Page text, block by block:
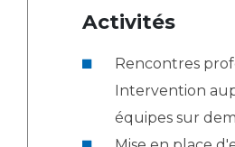
Les Comités Locaux des
Rôles et missions
Documents utiles
Activités
Rencontres
Intervention
équipes sur